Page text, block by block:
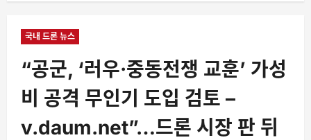
국내 드론 뉴스
“공군, ‘러우·중동전쟁 교훈’ 가성
비 공격 무인기 도입 검토 –
v.daum.net”…드론 시장 판 뒤